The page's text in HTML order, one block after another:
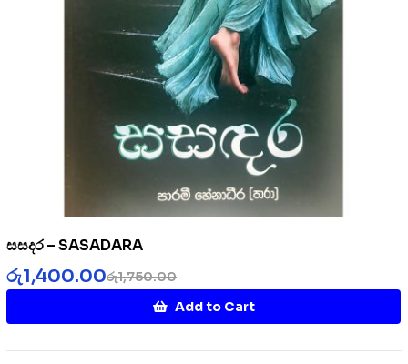
සසදර – SASADARA
රු1,750.00
රු1,400.00
Add to Cart